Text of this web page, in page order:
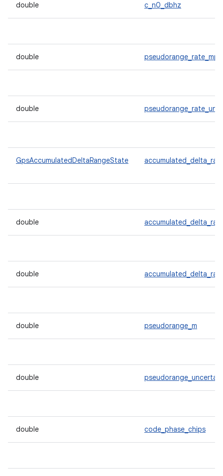
double c_n0_dbhz
double pseudorange_rate_mps
double
GpsAccumulatedDeltaRangeState
double
double
double pseudorange_m
double
double code_phase_chips